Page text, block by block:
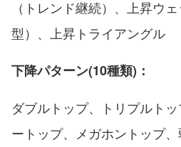
（トレンド継続）、上昇ウ
型）、上昇トライアングル
下降パターン(10種類)：
ダブルトップ、トリプルト
ートップ、メガホントップ